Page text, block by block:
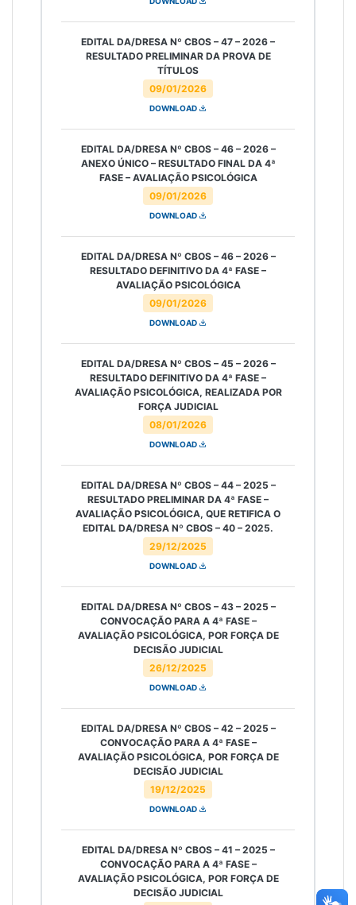
09/01/2026
EDITAL DA/DRESA Nº CBOS – 47 – 2026 –
RESULTADO PRELIMINAR DA PROVA DE
TÍTULOS
DOWNLOAD
09/01/2026
EDITAL DA/DRESA Nº CBOS – 46 – 2026 –
ANEXO ÚNICO – RESULTADO FINAL DA 4ª
FASE – AVALIAÇÃO PSICOLÓGICA
DOWNLOAD
09/01/2026
EDITAL DA/DRESA Nº CBOS – 46 – 2026 –
RESULTADO DEFINITIVO DA 4ª FASE –
AVALIAÇÃO PSICOLÓGICA
DOWNLOAD
08/01/2026
EDITAL DA/DRESA Nº CBOS – 45 – 2026 –
RESULTADO DEFINITIVO DA 4ª FASE –
AVALIAÇÃO PSICOLÓGICA, REALIZADA POR
FORÇA JUDICIAL
DOWNLOAD
29/12/2025
EDITAL DA/DRESA Nº CBOS – 44 – 2025 –
RESULTADO PRELIMINAR DA 4ª FASE –
AVALIAÇÃO PSICOLÓGICA, QUE RETIFICA O
EDITAL DA/DRESA Nº CBOS – 40 – 2025.
DOWNLOAD
26/12/2025
EDITAL DA/DRESA Nº CBOS – 43 – 2025 –
CONVOCAÇÃO PARA A 4ª FASE –
AVALIAÇÃO PSICOLÓGICA, POR FORÇA DE
DECISÃO JUDICIAL
DOWNLOAD
19/12/2025
EDITAL DA/DRESA Nº CBOS – 42 – 2025 –
CONVOCAÇÃO PARA A 4ª FASE –
AVALIAÇÃO PSICOLÓGICA, POR FORÇA DE
DECISÃO JUDICIAL
DOWNLOAD
EDITAL DA/DRESA Nº CBOS – 41 – 2025 –
CONVOCAÇÃO PARA A 4ª FASE –
AVALIAÇÃO PSICOLÓGICA, POR FORÇA DE
DECISÃO JUDICIAL